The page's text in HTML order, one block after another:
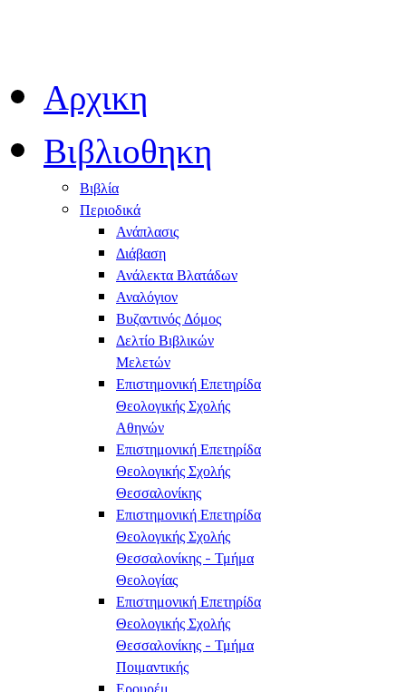
Αρχικη
Βιβλιοθηκη
Βιβλία
Περιοδικά
Ανάπλασις
Διάβαση
Ανάλεκτα Βλατάδων
Αναλόγιον
Βυζαντινός Δόμος
Δελτίο Βιβλικών
Μελετών
Επιστημονική Επετηρίδα
Θεολογικής Σχολής
Αθηνών
Επιστημονική Επετηρίδα
Θεολογικής Σχολής
Θεσσαλονίκης
Επιστημονική Επετηρίδα
Θεολογικής Σχολής
Θεσσαλονίκης - Τμήμα
Θεολογίας
Επιστημονική Επετηρίδα
Θεολογικής Σχολής
Θεσσαλονίκης - Τμήμα
Ποιμαντικής